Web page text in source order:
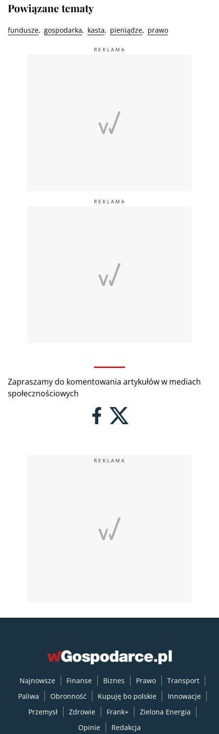
Powiązane tematy
fundusze gospodarka kasta pieniądze prawo
Zapraszamy do komentowania artykułów w mediach
społecznościowych
REKLAMA
Najnowsze Finanse Biznes Prawo
Transport
Paliwa
Obronność Kupuję bo polskie
Innowacje
Przemysł
Zdrowie Frank+
Zielona Energia
Opinie
Redakcja